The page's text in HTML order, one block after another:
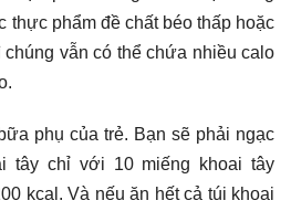
thực phẩm đề chất béo thấp hoặc
chúng vẫn có thể chứa nhiều calo
phụ của trẻ. Bạn sẽ phải ngạc
tây chỉ với 10 miếng khoai tây
kcal. Và nếu ăn hết cả túi khoai